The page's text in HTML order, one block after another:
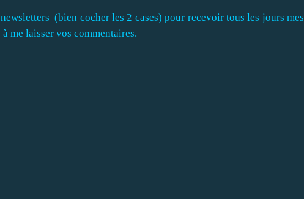
(bien cocher les 2 cases) pour recevoir tous les jours mes
me laisser vos commentaires.